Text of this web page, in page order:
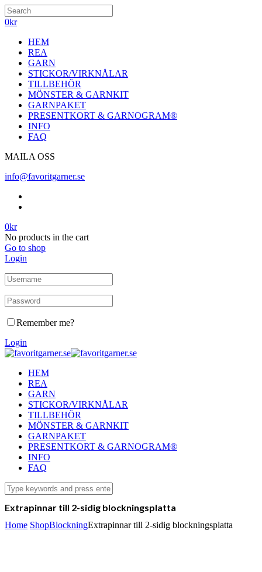
0kr
HEM
REA
GARN
STICKOR/VIRKNÅLAR
TILLBEHÖR
MÖNSTER & GARNKIT
GARNPAKET
PRESENTKORT & GARNOGRAM®
INFO
FAQ
MAILA OSS
info@favoritgarner.se
0kr
No products in the cart
Go to shop
Login
Remember me?
Login
HEM
REA
GARN
STICKOR/VIRKNÅLAR
TILLBEHÖR
MÖNSTER & GARNKIT
GARNPAKET
PRESENTKORT & GARNOGRAM®
INFO
FAQ
Extrapinnar till 2-sidig blockningsplatta
Home ShopBlockningExtrapinnar till 2-sidig blockningsplatta